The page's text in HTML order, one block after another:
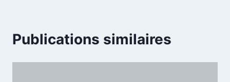
Publications similaires